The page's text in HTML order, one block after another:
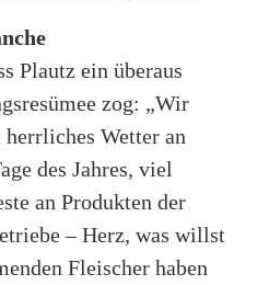
Plautz ein überaus
zog: „Wir
Wetter an
des Jahres, viel
an Produkten der
– Herz, was willst
Fleischer haben